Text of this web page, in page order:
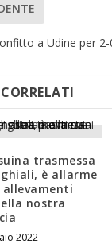
a Udine per 2-
trasmessa
è allarme
allevamenti
nostra
2022